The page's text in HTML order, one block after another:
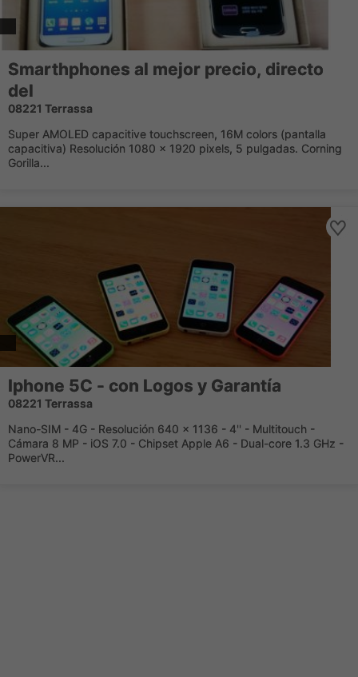
Smarthphones al mejor precio, directo
del
08221 Terrassa
Super AMOLED capacitive touchscreen, 16M colors (pantalla
capacitiva) Resolución 1080 x 1920 pixels, 5 pulgadas. Corning
Gorilla...
Iphone 5C - con Logos y Garantía
08221 Terrassa
Nano-SIM - 4G - Resolución 640 x 1136 - 4'' - Multitouch -
Cámara 8 MP - iOS 7.0 - Chipset Apple A6 - Dual-core 1.3 GHz -
PowerVR...